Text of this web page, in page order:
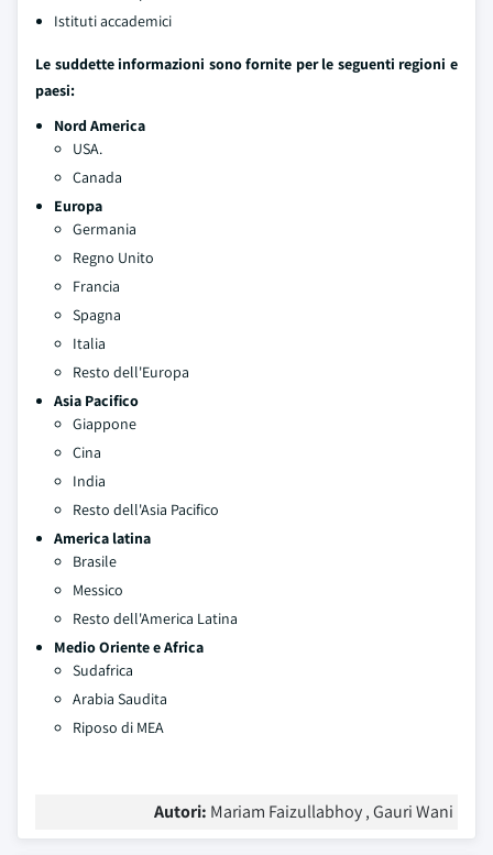
Istituti accademici
Le suddette informazioni sono fornite per le seguenti regioni e
paesi:
Nord America
USA.
Canada
Europa
Germania
Regno Unito
Francia
Spagna
Italia
Resto dell'Europa
Asia Pacifico
Giappone
Cina
India
Resto dell'Asia Pacifico
America latina
Brasile
Messico
Resto dell'America Latina
Medio Oriente e Africa
Sudafrica
Arabia Saudita
Riposo di MEA
Autori: Mariam Faizullabhoy , Gauri Wani